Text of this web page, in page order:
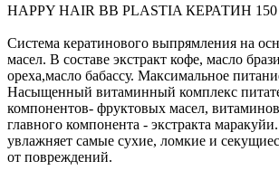
HAPPY HAIR BB PLASTIA КЕРАТИН
Система кератинового выпрямления на
масел. В составе экстракт кофе, масло
ореха,масло бабассу. Максимальное
Насыщенный витаминный комплекс
компонентов- фруктовых масел,
главного компонента - экстракта
увлажняет самые сухие, ломкие и
от повреждений.